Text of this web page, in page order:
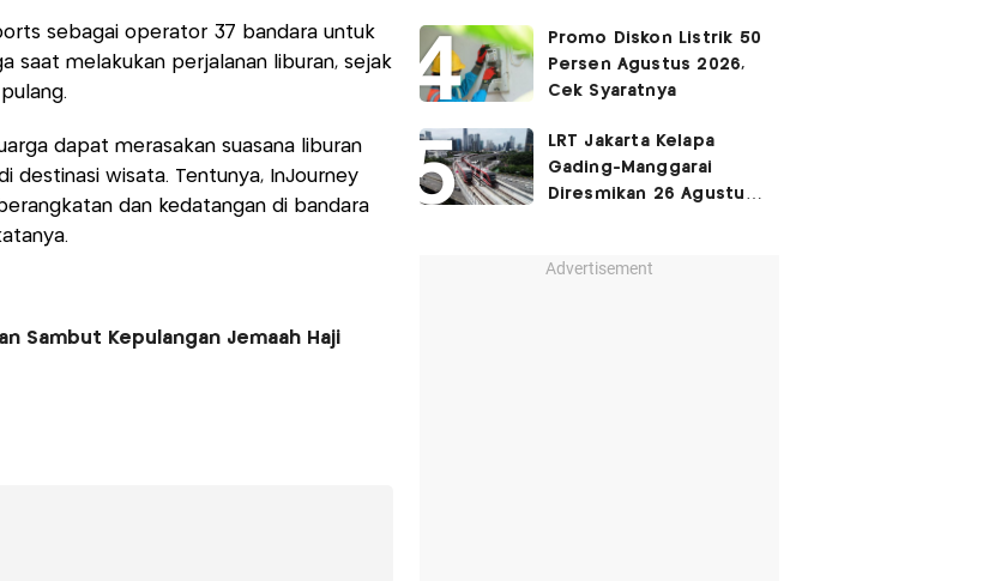
sebagai operator 37 bandara untuk
saat melakukan perjalanan liburan, sejak
dapat merasakan suasana liburan
destinasi wisata. Tentunya, InJourney
dan kedatangan di bandara
Sambut Kepulangan Jemaah Haji
Promo Diskon Listrik 50
Persen Agustus 2026,
Cek Syaratnya
LRT Jakarta Kelapa
Gading-Manggarai
Diresmikan 26 Agustus
Advertisement